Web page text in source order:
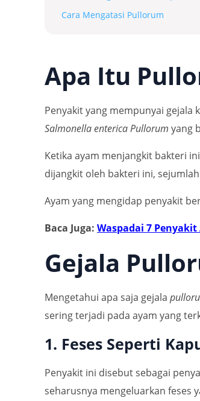
Cara Mengatasi Pullorum
Apa Itu
Penyakit yang mempunyai
Salmonella enterica Pullorumyang
Ketika ayam menjangkit bakteri
dijangkit oleh bakteri ini,
Ayam yang mengidap penyakit
Baca Juga:Waspadai 7
Gejala
Mengetahui apa saja gejala
sering terjadi pada ayam yang
1. Feses Seperti
Penyakit ini disebut sebagai
seharusnya mengeluarkan feses